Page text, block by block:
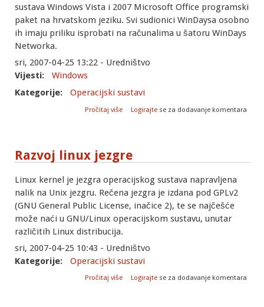
sustava Windows Vista i 2007 Microsoft Office programski
paket na hrvatskom jeziku. Svi sudionici WinDaysa osobno
ih imaju priliku isprobati na računalima u šatoru WinDays
Networka.
sri, 2007-04-25 13:22 - Uredništvo
Vijesti:
Windows
Kategorije:
Operacijski sustavi
Pročitaj više
o Vista i Office 2007 sada i na hrvatskom
Logirajte se za dodavanje komentara
Razvoj linux jezgre
Linux kernel je jezgra operacijskog sustava napravljena
nalik na Unix jezgru. Rečena jezgra je izdana pod GPLv2
(GNU General Public License, inačice 2), te se najčešće
može naći u GNU/Linux operacijskom sustavu, unutar
različitih Linux distribucija.
sri, 2007-04-25 10:43 - Uredništvo
Kategorije:
Operacijski sustavi
Pročitaj više o Razvoj linux jezgre
Logirajte se za dodavanje komentara